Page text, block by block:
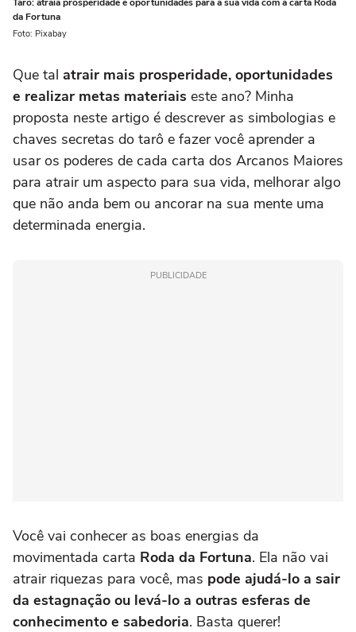
da Fortuna
Foto: Pixabay
Que tal atrair mais prosperidade, oportunidades
e realizar metas materiais este ano? Minha
proposta neste artigo é descrever as simbologias e
chaves secretas do tarô e fazer você aprender a
usar os poderes de cada carta dos Arcanos Maiores
para atrair um aspecto para sua vida, melhorar algo
que não anda bem ou ancorar na sua mente uma
determinada energia.
PUBLICIDADE
Você vai conhecer as boas energias da
movimentada carta Roda da Fortuna. Ela não vai
atrair riquezas para você, mas pode ajudá-lo a sair
da estagnação ou levá-lo a outras esferas de
conhecimento e sabedoria. Basta querer!